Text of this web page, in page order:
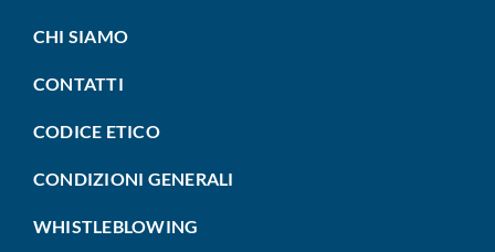
CHI SIAMO
CONTATTI
CODICE ETICO
CONDIZIONI GENERALI
WHISTLEBLOWING